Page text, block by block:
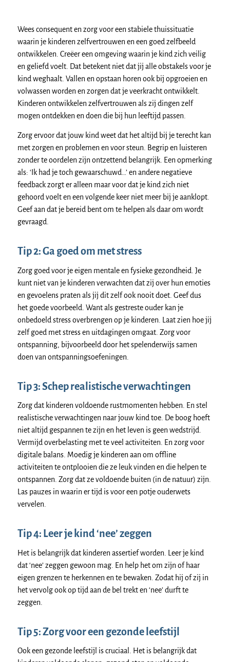
Wees consequent en zorg voor een stabiele thuissituatie
waarin je kinderen zelfvertrouwen en een goed zelfbeeld
ontwikkelen. Creëer een omgeving waarin je kind zich veilig
en geliefd voelt. Dat betekent niet dat jij alle obstakels voor je
kind weghaalt. Vallen en opstaan horen ook bij opgroeien en
volwassen worden en zorgen dat je veerkracht ontwikkelt.
Kinderen ontwikkelen zelfvertrouwen als zij dingen zelf
mogen ontdekken en doen die bij hun leeftijd passen.
Zorg ervoor dat jouw kind weet dat het altijd bij je terecht kan
met zorgen en problemen en voor steun. Begrip en luisteren
zonder te oordelen zijn ontzettend belangrijk. Een opmerking
als: ‘Ik had je toch gewaarschuwd…’ en andere negatieve
feedback zorgt er alleen maar voor dat je kind zich niet
gehoord voelt en een volgende keer niet meer bij je aanklopt.
Geef aan dat je bereid bent om te helpen als daar om wordt
gevraagd.
Tip 2: Ga goed om met stress
Zorg goed voor je eigen mentale en fysieke gezondheid. Je
kunt niet van je kinderen verwachten dat zij over hun emoties
en gevoelens praten als jij dit zelf ook nooit doet. Geef dus
het goede voorbeeld. Want als gestreste ouder kan je
onbedoeld stress overbrengen op je kinderen. Laat zien hoe jij
zelf goed met stress en uitdagingen omgaat. Zorg voor
ontspanning, bijvoorbeeld door het spelenderwijs samen
doen van ontspanningsoefeningen.
Tip 3: Schep realistische verwachtingen
Zorg dat kinderen voldoende rustmomenten hebben. En stel
realistische verwachtingen naar jouw kind toe. De boog hoeft
niet altijd gespannen te zijn en het leven is geen wedstrijd.
Vermijd overbelasting met te veel activiteiten. En zorg voor
digitale balans. Moedig je kinderen aan om offline
activiteiten te ontplooien die ze leuk vinden en die helpen te
ontspannen. Zorg dat ze voldoende buiten (in de natuur) zijn.
Las pauzes in waarin er tijd is voor een potje ouderwets
vervelen.
Tip 4: Leer je kind ‘nee’ zeggen
Het is belangrijk dat kinderen assertief worden. Leer je kind
dat ‘nee’ zeggen gewoon mag. En help het om zijn of haar
eigen grenzen te herkennen en te bewaken. Zodat hij of zij in
het vervolg ook op tijd aan de bel trekt en ‘nee’ durft te
zeggen.
Tip 5: Zorg voor een gezonde leefstijl
Ook een gezonde leefstijl is cruciaal. Het is belangrijk dat